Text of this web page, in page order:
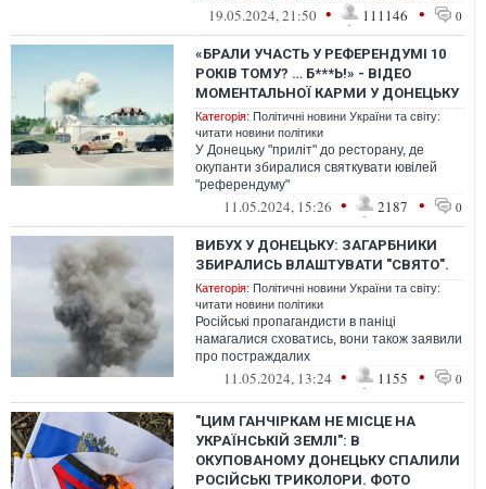
себе19.05.2024, 21:50 • 111146 • 0
«БРАЛИ УЧАСТЬ У РЕФЕРЕНДУМІ 10
РОКІВ ТОМУ? … Б***Ь!» - ВІДЕО
МОМЕНТАЛЬНОЇ КАРМИ У ДОНЕЦЬКУ
Категорія: Політичні новини України та світу:
читати новини політики
У Донецьку "приліт" до ресторану, де
окупанти збиралися святкувати ювілей
"референдуму"
11.05.2024, 15:26 • 2187 • 0
ВИБУХ У ДОНЕЦЬКУ: ЗАГАРБНИКИ
ЗБИРАЛИСЬ ВЛАШТУВАТИ "СВЯТО".
Категорія: Політичні новини України та світу:
читати новини політики
Російські пропагандисти в паніці
намагалися сховатись, вони також заявили
про постраждалих
11.05.2024, 13:24 • 1155 • 0
"ЦИМ ГАНЧІРКАМ НЕ МІСЦЕ НА
УКРАЇНСЬКІЙ ЗЕМЛІ": В
ОКУПОВАНОМУ ДОНЕЦЬКУ СПАЛИЛИ
РОСІЙСЬКІ ТРИКОЛОРИ. ФОТО